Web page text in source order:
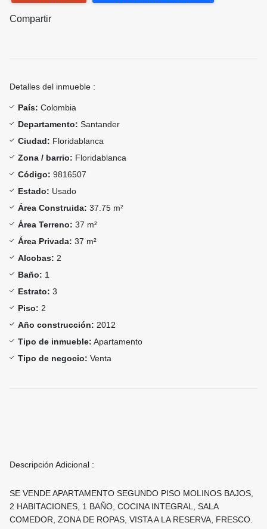
Compartir
Detalles del inmueble :
País: Colombia
Departamento: Santander
Ciudad: Floridablanca
Zona / barrio: Floridablanca
Código: 9816507
Estado: Usado
Área Construida: 37.75 m²
Área Terreno: 37 m²
Área Privada: 37 m²
Alcobas: 2
Baño: 1
Estrato: 3
Piso: 2
Año construcción: 2012
Tipo de inmueble: Apartamento
Tipo de negocio: Venta
Descripción Adicional :
SE VENDE APARTAMENTO SEGUNDO PISO MOLINOS BAJOS,
2 HABITACIONES, 1 BAÑO, COCINA INTEGRAL, SALA
COMEDOR, ZONA DE ROPAS, VISTA A LA RESERVA, FRESCO.